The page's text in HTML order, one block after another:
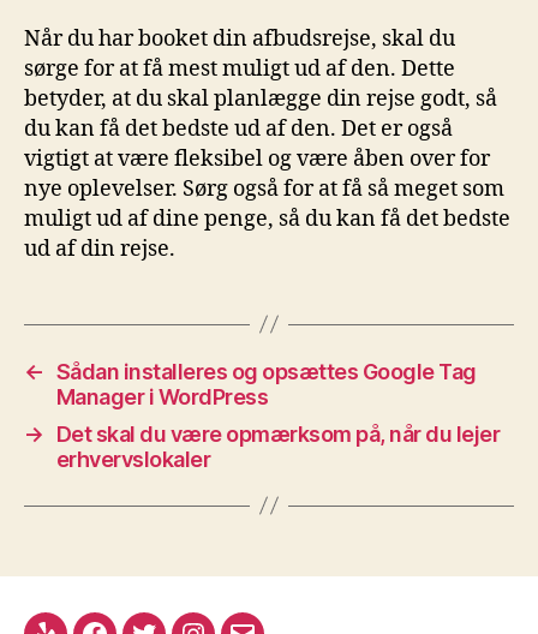
Når du har booket din afbudsrejse, skal du
sørge for at få mest muligt ud af den. Dette
betyder, at du skal planlægge din rejse godt, så
du kan få det bedste ud af den. Det er også
vigtigt at være fleksibel og være åben over for
nye oplevelser. Sørg også for at få så meget som
muligt ud af dine penge, så du kan få det bedste
ud af din rejse.
← Sådan installeres og opsættes Google Tag
Manager i WordPress
→
Det skal du være opmærksom på, når du lejer
erhvervslokaler